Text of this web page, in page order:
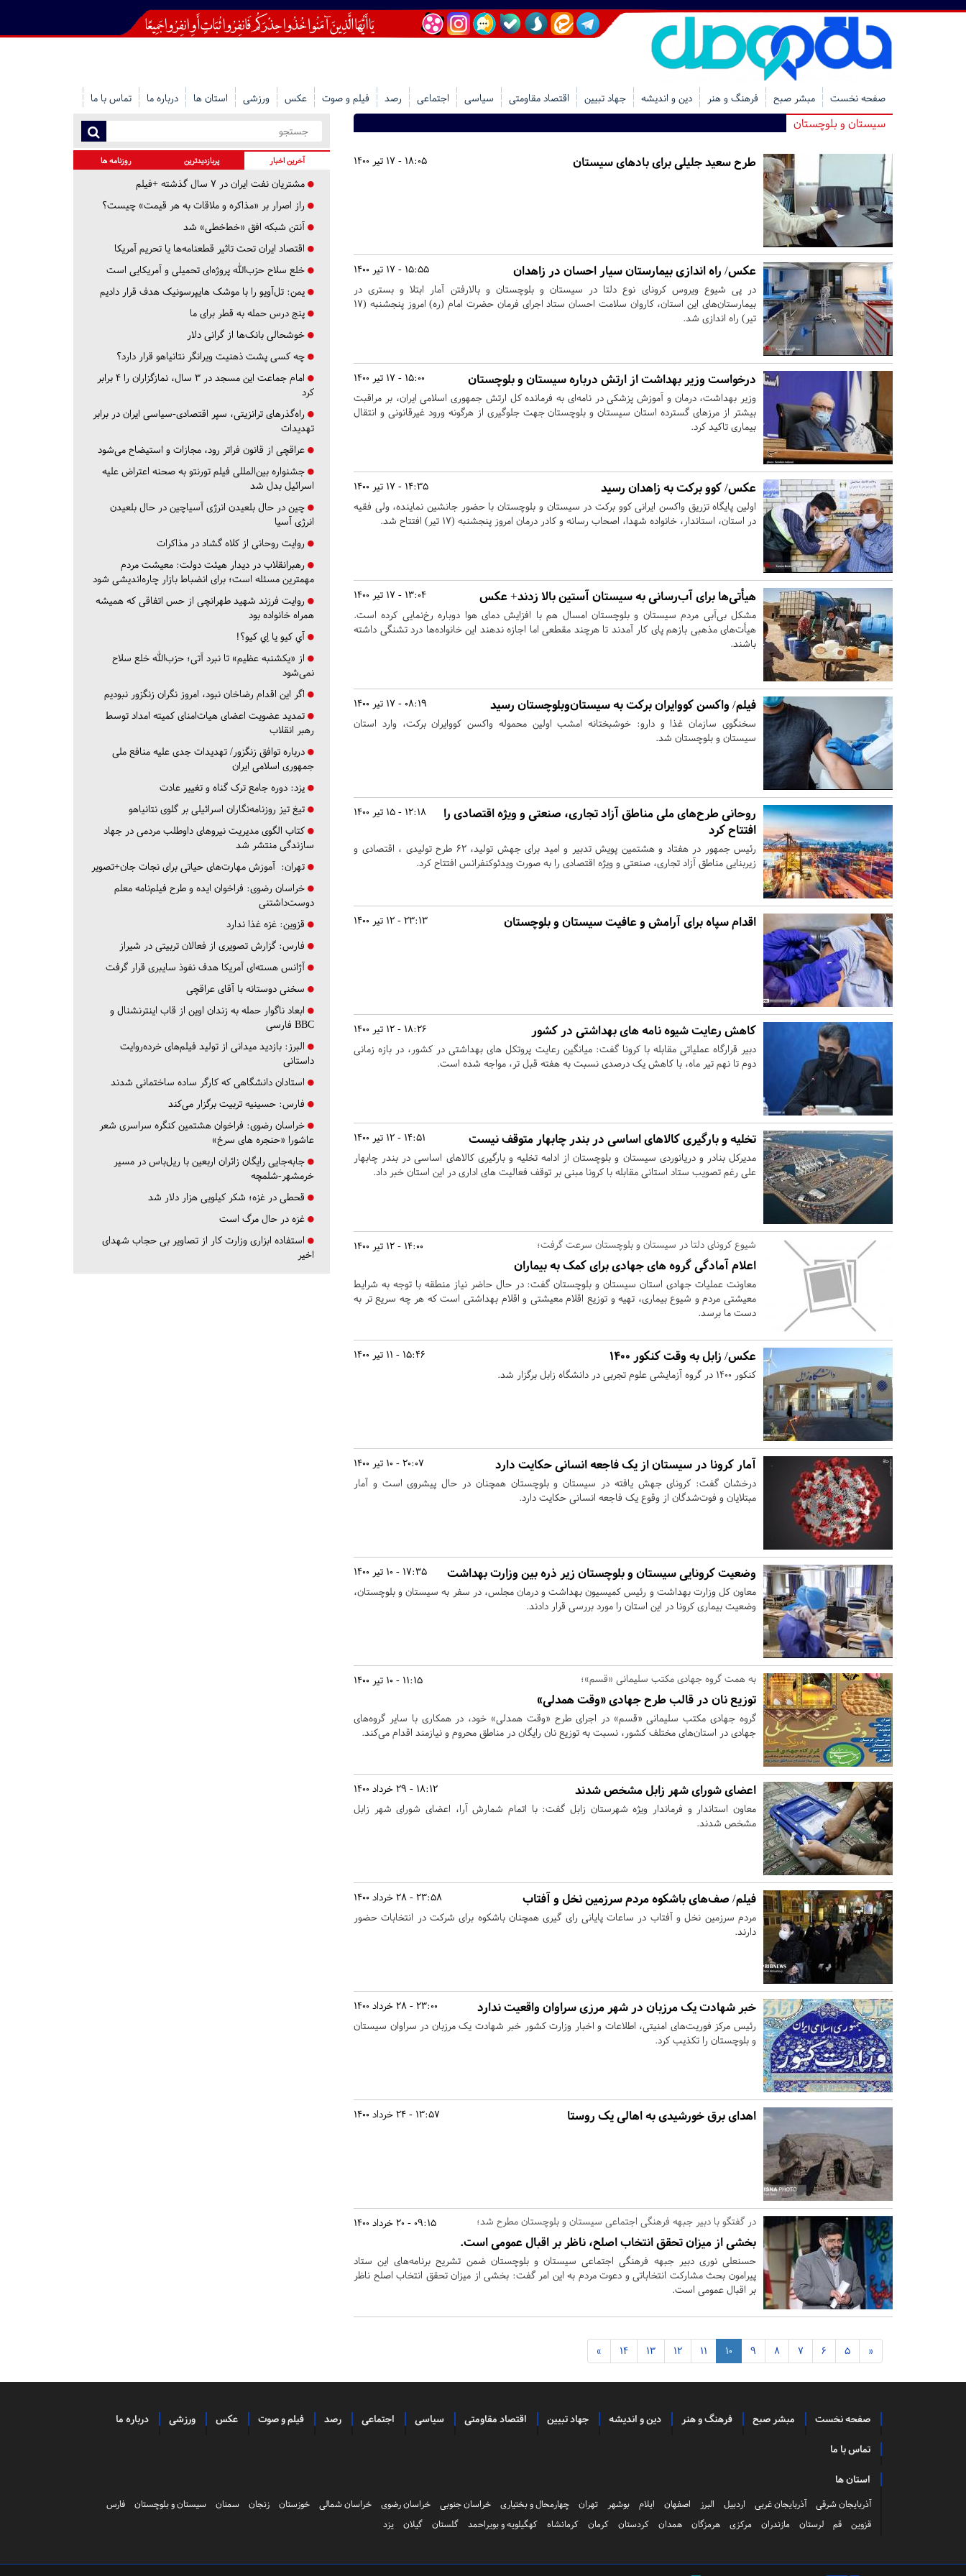
صفحه نخست مبشر صبح فرهنگ و هنر دین و اندیشه جهاد تبیین اقتصاد مقاومتی سیاسی اجتماعی رصد فیلم و صوت عکس ورزشی استان ها درباره ما تماس با ما
سیستان و بلوچستان
18:05 - 17 تیر 1400 طرح سعید جلیلی برای بادهای سیستان
15:55 - 17 تیر 1400 عکس/ راه اندازی بیمارستان سیار احسان در زاهدان
در پی شیوع ویروس کرونای نوع دلتا در سیستان و بلوچستان و بالارفتن آمار ابتلا و بستری در
بیمارستان‌های این استان، کاروان سلامت احسان ستاد اجرای فرمان حضرت امام (ره) امروز پنجشنبه (۱۷
تیر) راه اندازی شد.
15:00 - 17 تیر 1400 درخواست وزیر بهداشت از ارتش درباره سیستان و بلوچستان
وزیر بهداشت، درمان و آموزش پزشکی در نامه‌ای به فرمانده کل ارتش جمهوری اسلامی ایران، بر مراقبت
بیشتر از مرزهای گسترده استان سیستان و بلوچستان جهت جلوگیری از هرگونه ورود غیرقانونی و انتقال
بیماری تاکید کرد.
14:35 - 17 تیر 1400 عکس/ کوو برکت به زاهدان رسید
اولین پایگاه تزریق واکسن ایرانی کوو برکت در سیستان و بلوچستان با حضور جانشین نماینده، ولی فقیه
در استان، استاندار، خانواده شهدا، اصحاب رسانه و کادر درمان امروز پنجشنبه (۱۷ تیر) افتتاح شد.
13:04 - 17 تیر 1400 هیأتی‌ها برای آب‌رسانی به سیستان آستین بالا زدند+ عکس
مشکل بی‌آبی مردم سیستان و بلوچستان امسال هم با افزایش دمای هوا دوباره رخ‌نمایی کرده است.
هیأت‌های مذهبی بازهم پای کار آمدند تا هرچند مقطعی اما اجازه ندهند این خانواده‌ها درد تشنگی داشته
باشند.
08:19 - 17 تیر 1400 فیلم/ واکسن کووایران برکت به سیستان‌وبلوچستان رسید
سخنگوی سازمان غذا و دارو: خوشبختانه امشب اولین محموله واکسن کووایران برکت، وارد استان
سیستان و بلوچستان شد.
12:18 - 15 تیر 1400
روحانی طرح‌های ملی مناطق آزاد تجاری، صنعتی و ویژه اقتصادی را
افتتاح کرد
رئیس جمهور در هفتاد و هشتمین پویش تدبیر و امید برای جهش تولید، ۶۲ طرح تولیدی ، اقتصادی و
زیربنایی مناطق آزاد تجاری، صنعتی و ویژه اقتصادی را به صورت ویدئوکنفرانس افتتاح کرد.
23:13 - 12 تیر 1400 اقدام سپاه برای آرامش و عافیت سیستان و بلوچستان
18:26 - 12 تیر 1400 کاهش رعایت شیوه نامه های بهداشتی در کشور
دبیر قرارگاه عملیاتی مقابله با کرونا گفت: میانگین رعایت پروتکل های بهداشتی در کشور، در بازه زمانی
دوم تا نهم تیر ماه، با کاهش یک درصدی نسبت به هفته قبل تر، مواجه شده است.
14:51 - 12 تیر 1400 تخلیه و بارگیری کالاهای اساسی در بندر چابهار متوقف نیست
مدیرکل بنادر و دریانوردی سیستان و بلوچستان از ادامه تخلیه و بارگیری کالاهای اساسی در بندر چابهار
علی رغم تصویب ستاد استانی مقابله با کرونا مبنی بر توقف فعالیت های اداری در این استان خبر داد.
14:00 - 12 تیر 1400 شیوع کرونای دلتا در سیستان و بلوچستان سرعت گرفت؛
اعلام آمادگی گروه های جهادی برای کمک به بیماران
معاونت عملیات جهادی استان سیستان و بلوچستان گفت: در حال حاضر نیاز منطقه با توجه به شرایط
معیشتی مردم و شیوع بیماری، تهیه و توزیع اقلام معیشتی و اقلام بهداشتی است که هر چه سریع تر به
دست ما برسد.
15:46 - 11 تیر 1400 عکس/ زابل به وقت کنکور ۱۴۰۰
کنکور ۱۴۰۰ در گروه آزمایشی علوم تجربی در دانشگاه زابل برگزار شد.
20:07 - 10 تیر 1400 آمار کرونا در سیستان از یک فاجعه انسانی حکایت دارد
درخشان گفت: کرونای جهش یافته در سیستان و بلوچستان همچنان در حال پیشروی است و آمار
مبتلایان و فوت‌شدگان از وقوع یک فاجعه انسانی حکایت دارد.
17:35 - 10 تیر 1400 وضعیت کرونایی سیستان و بلوچستان زیر ذره بین وزارت بهداشت
معاون کل وزارت بهداشت و رئیس کمیسیون بهداشت و درمان مجلس، در سفر به سیستان و بلوچستان،
وضعیت بیماری کرونا در این استان را مورد بررسی قرار دادند.
11:15 - 10 تیر 1400 به همت گروه جهادی مکتب سلیمانی «قسم»؛
توزیع نان در قالب طرح جهادی «وقت همدلی»
گروه جهادی مکتب سلیمانی «قسم» در اجرای طرح «وقت همدلی» خود، در همکاری با سایر گروه‌های
جهادی در استان‌های مختلف کشور، نسبت به توزیع نان رایگان در مناطق محروم و نیازمند اقدام می‌کند.
18:12 - 29 خرداد 1400 اعضای شورای شهر زابل مشخص شدند
معاون استاندار و فرماندار ویژه شهرستان زابل گفت: با اتمام شمارش آرا، اعضای شورای شهر زابل
مشخص شدند.
23:58 - 28 خرداد 1400 فیلم/ صف‌های باشکوه مردم سرزمین نخل و آفتاب
مردم سرزمین نخل و آفتاب در ساعات پایانی رای گیری همچنان باشکوه برای شرکت در انتخابات حضور
دارند.
23:00 - 28 خرداد 1400 خبر شهادت یک مرزبان در شهر مرزی سراوان واقعیت ندارد
رئیس مرکز فوریت‌های امنیتی، اطلاعات و اخبار وزارت کشور خبر شهادت یک مرزبان در سراوان سیستان
و بلوچستان را تکذیب کرد.
13:57 - 24 خرداد 1400 اهدای برق خورشیدی به اهالی یک روستا
09:15 - 20 خرداد 1400 در گفتگو با دبیر جبهه فرهنگی اجتماعی سیستان و بلوچستان مطرح شد؛
بخشی از میزان تحقق انتخاب اصلح، ناظر بر اقبال عمومی است.
حسنعلی نوری دبیر جبهه فرهنگی اجتماعی سیستان و بلوچستان ضمن تشریح برنامه‌های این ستاد
پیرامون بحث مشارکت انتخاباتی و دعوت مردم به این امر گفت: بخشی از میزان تحقق انتخاب اصلح ناظر
بر اقبال عمومی است.
«
5
6
7
8
9
10
11
12
13
14
»
آخرین اخبار پربازدیدترین روزنامه ها
مشتریان نفت ایران در ۷ سال گذشته +فیلم
راز اصرار بر «مذاکره و ملاقات به هر قیمت» چیست؟
آنتن شبکه افق «خط‌خطی» شد
اقتصاد ایران تحت تاثیر قطعنامه‌ها یا تحریم‌ آمریکا
خلع سلاح حزب‌الله پروژه‌ای تحمیلی و آمریکایی است
یمن: تل‌آویو را با موشک هایپرسونیک هدف قرار دادیم
پنج درس‌ حمله به قطر برای ما
خوشحالی بانک‌ها از گرانی دلار
چه کسی پشت ذهنیت ویرانگر نتانیاهو قرار دارد؟
امام جماعت این مسجد در ۳ سال، نمازگزاران را ۴ برابر
کرد
راه‌گذرهای ترانزیتی، سپر اقتصادی-سیاسی ایران در برابر
تهدیدات
عراقچی از قانون فراتر رود، مجازات و استیضاح می‌شود
جشنواره بین‌المللی فیلم تورنتو به صحنه اعتراض علیه
اسرائیل بدل شد
چین در حال بلعیدن انرژی آسیاچین در حال بلعیدن
انرژی آسیا
روایت روحانی از کلاه گشاد در مذاکرات
رهبرانقلاب در دیدار هیئت دولت: معیشت مردم
مهمترین مسئله است؛ برای انضباط بازار چاره‌اندیشی شود
روایت فرزند شهید طهرانچی از حس اتفاقی که همیشه
همراه خانواده بود
آي كيو يا اِي كيو؟!
از «یکشنبه عظیم» تا نبرد آتی؛ حزب‌الله خلع سلاح
نمی‌شود
اگر این اقدام رضاخان نبود، امروز نگران زنگزور نبودیم
تمدید عضویت اعضای هیات‌امنای کمیته امداد توسط
رهبر انقلاب
درباره توافق زنگزور/ تهدیدات جدی علیه منافع ملی
جمهوری اسلامی ایران
یزد: دوره جامع ترک گناه و تغییر عادت
تیغ تیز روزنامه‌نگاران اسرائیلی بر گلوی نتانیاهو
کتاب الگوی مدیریت نیروهای داوطلب مردمی در جهاد
سازندگی منتشر شد
تهران: آموزش مهارت‌های حیاتی برای نجات جان+تصویر
خراسان رضوی: فراخوان ایده و طرح فیلم‌نامه معلم
دوست‌داشتنی
قزوین: غزه غذا ندارد
فارس: گزارش تصویری از فعالان تربیتی در شیراز
آژانس هسته‌ای آمریکا هدف نفوذ سایبری قرار گرفت
سخنی دوستانه با آقای عراقچی
ابعاد ناگوار حمله به زندان اوین از قاب اینترنشنال و
BBC فارسی
البرز: بازدید میدانی از تولید فیلم‌های خرده‌روایت
داستانی
استادان دانشگاهی که کارگر ساده ساختمانی شدند
فارس: حسینیه تربیت برگزار می‌کند
خراسان رضوی: فراخوان هشتمین کنگره سراسری شعر
عاشورا «حنجره های سرخ»
جابه‌جایی رایگان زائران اربعین با ریل‌باس در مسیر
خرمشهر-شلمچه
قحطی در غزه؛ شکر کیلویی هزار دلار شد
غزه در حال مرگ است
استفاده ابزاری وزارت کار از تصاویر بی حجاب شهدای
اخیر
صفحه نخست مبشر صبح فرهنگ و هنر دین و اندیشه جهاد تبیین اقتصاد مقاومتی سیاسی اجتماعی رصد فیلم و صوت عکس ورزشی درباره ما
تماس با ما
استان ها
آذربایجان شرقی آذربایجان غربی اردبیل البرز اصفهان ایلام بوشهر تهران چهارمحال و بختیاری خراسان جنوبی خراسان رضوی خراسان شمالی خوزستان زنجان سمنان سیستان و بلوچستان
فارس
قزوین
قم لرستان مازندران مرکزی هرمزگان همدان کردستان کرمان کرمانشاه کهگیلویه و بویراحمد گلستان گیلان یزد